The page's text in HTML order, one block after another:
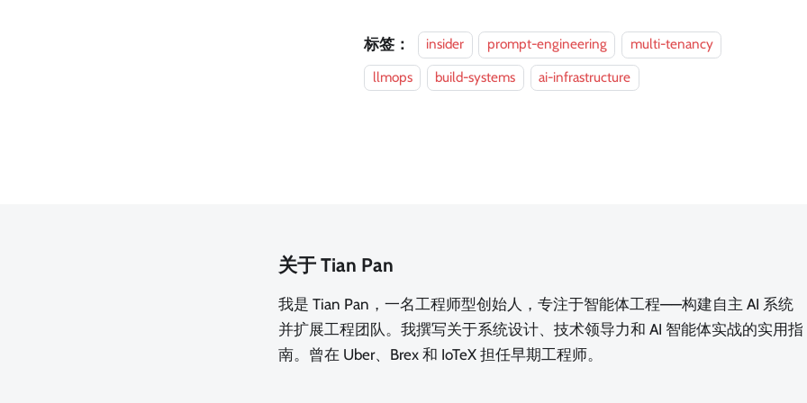
标签： insider prompt-engineering
multi-tenancy
llmops
build-systems ai-infrastructure
关于 Tian Pan
我是 Tian Pan，一名工程师型创始人，专注于智能体工程——构建自主 AI 系统
并扩展工程团队。我撰写关于系统设计、技术领导力和 AI 智能体实战的实用指
南。曾在 Uber、Brex 和 IoTeX 担任早期工程师。